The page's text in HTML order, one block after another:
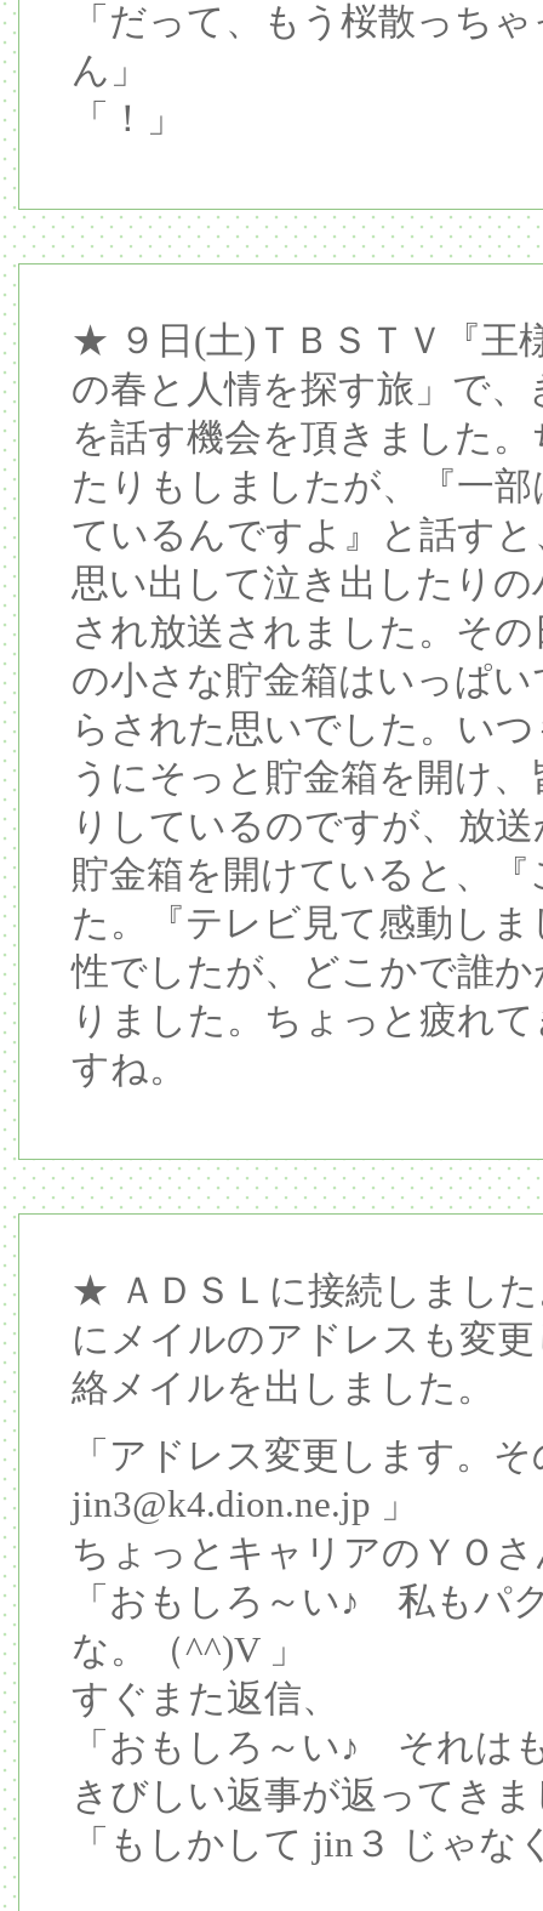
「だって、もう桜散っち
ん」
「！」
★ ９日(土)ＴＢＳＴＶ『王
の春と人情を探す旅」で
を話す機会を頂きました
たりもしましたが、『一
ているんですよ』と話す
思い出して泣き出したり
され放送されました。そ
の小さな貯金箱はいっぱ
らされた思いでした。い
うにそっと貯金箱を開け
りしているのですが、放
貯金箱を開けていると、
た。『テレビ見て感動し
性でしたが、どこかで誰
りました。ちょっと疲れ
すね。
★ ＡＤＳＬに接続しまし
にメイルのアドレスも変
絡メイルを出しました。
「アドレス変更します。
jin3@k4.dion.ne.jp 」
ちょっとキャリアのＹＯ
「おもしろ～い♪ 私もパ
な。（^^)V 」
すぐまた返信、
「おもしろ～い♪ それは
きびしい返事が返ってき
「もしかして jin３ じゃな